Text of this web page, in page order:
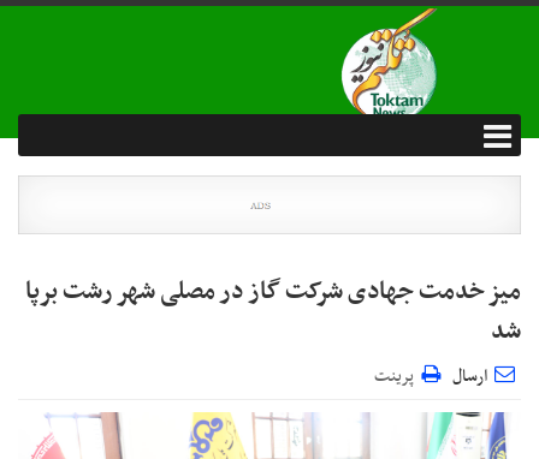
میز خدمت جهادی شرکت گاز در مصلی شهر رشت برپا
شد
ارسال پرینت